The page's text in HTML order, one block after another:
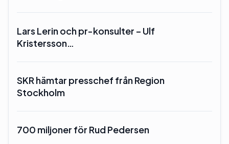
Lars Lerin och pr-konsulter – Ulf
Kristersson…
SKR hämtar presschef från Region
Stockholm
700 miljoner för Rud Pedersen